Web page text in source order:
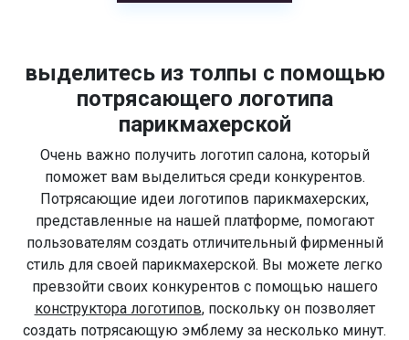
выделитесь из толпы с помощью
потрясающего логотипа
парикмахерской
Очень важно получить логотип салона, который
поможет вам выделиться среди конкурентов.
Потрясающие идеи логотипов парикмахерских,
представленные на нашей платформе, помогают
пользователям создать отличительный фирменный
стиль для своей парикмахерской. Вы можете легко
превзойти своих конкурентов с помощью нашего
конструктора логотипов, поскольку он позволяет
создать потрясающую эмблему за несколько минут.